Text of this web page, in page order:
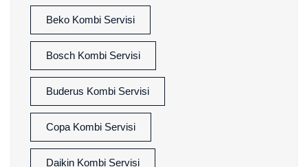
Beko Kombi Servisi
Bosch Kombi Servisi
Buderus Kombi Servisi
Copa Kombi Servisi
Daikin Kombi Servisi